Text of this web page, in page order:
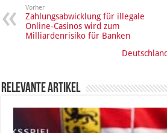
Vorher
Zahlungsabwicklung für illegale
Online-Casinos wird zum
Milliardenrisiko für Banken
Relevante Artikel